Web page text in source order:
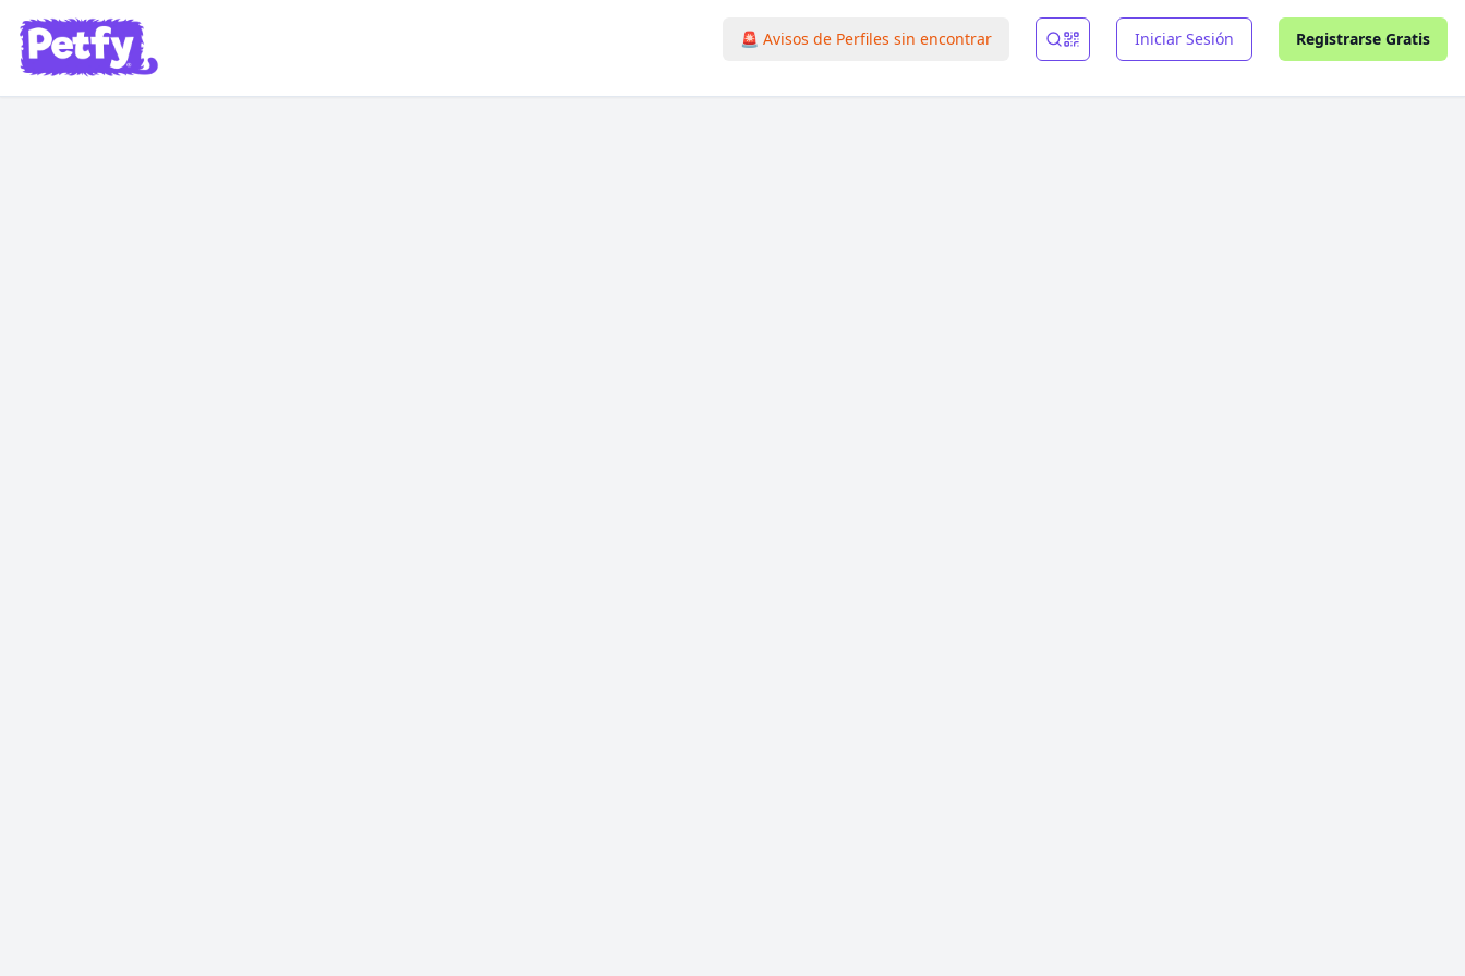
🚨 Avisos de Perfiles sin encontrar Iniciar Sesión Registrarse Gratis